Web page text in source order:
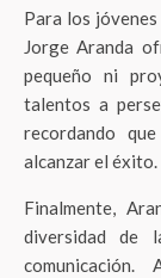
Para los
Jorge Aranda
pequeño ni
talentos a
recordando
alcanzar el éxito.
Finalmente,
diversidad de